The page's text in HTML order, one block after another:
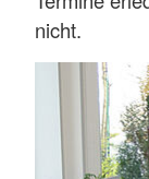
nicht.